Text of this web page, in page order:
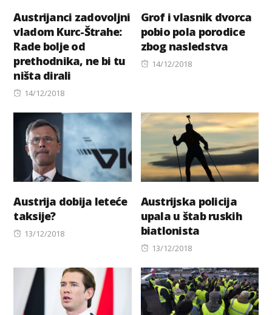
Austrijanci zadovoljni
vladom Kurc-Štrahe:
Rade bolje od
prethodnika, ne bi tu
ništa dirali
Posted
14/12/2018
Grof i vlasnik dvorca
pobio pola porodice
zbog nasledstva
Posted
14/12/2018
Austrija dobija leteće
taksije?
Posted
13/12/2018
Austrijska policija
upala u štab ruskih
biatlonista
Posted
13/12/2018